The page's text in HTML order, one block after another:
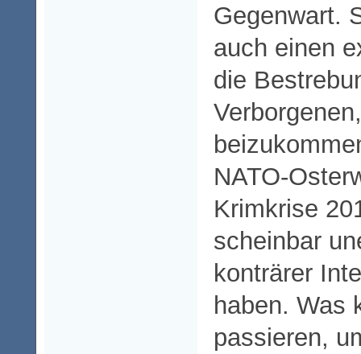
Gegenwart.
auch einen
die
NATO-
Krimkrise
scheinbar
konträrer
haben. Was
passieren,